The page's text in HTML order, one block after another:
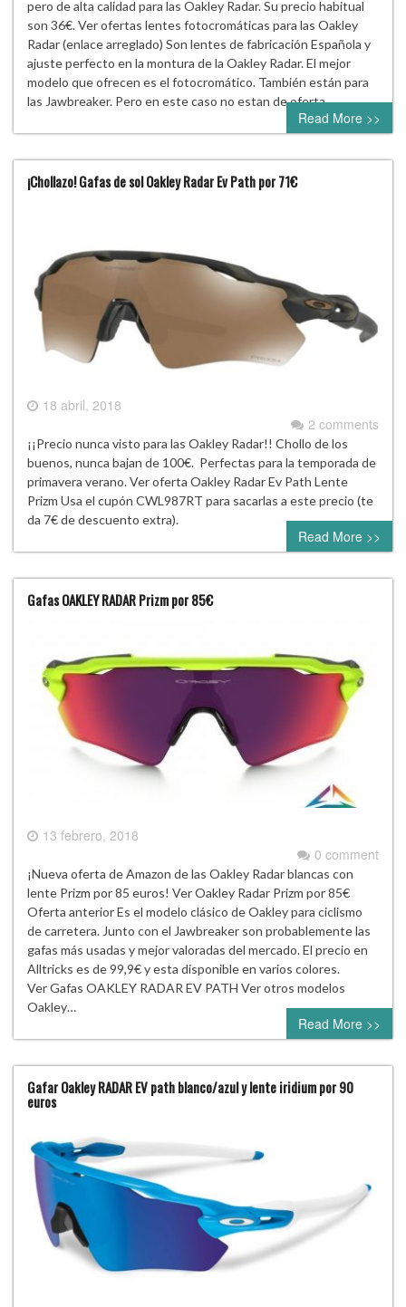
pero de alta calidad para las Oakley Radar. Su precio habitual
son 36€. Ver ofertas lentes fotocromáticas para las Oakley
Radar (enlace arreglado) Son lentes de fabricación Española y
ajuste perfecto en la montura de la Oakley Radar. El mejor
modelo que ofrecen es el fotocromático. También están para
las Jawbreaker. Pero en este caso no estan de oferta.
Read More >>
¡Chollazo! Gafas de sol Oakley Radar Ev Path por 71€
18 abril, 2018
2 comments
¡¡Precio nunca visto para las Oakley Radar!! Chollo de los
buenos, nunca bajan de 100€. Perfectas para la temporada de
primavera verano. Ver oferta Oakley Radar Ev Path Lente
Prizm Usa el cupón CWL987RT para sacarlas a este precio (te
da 7€ de descuento extra).
Read More >>
Gafas OAKLEY RADAR Prizm por 85€
13 febrero, 2018
0 comment
¡Nueva oferta de Amazon de las Oakley Radar blancas con
lente Prizm por 85 euros! Ver Oakley Radar Prizm por 85€
Oferta anterior Es el modelo clásico de Oakley para ciclismo
de carretera. Junto con el Jawbreaker son probablemente las
gafas más usadas y mejor valoradas del mercado. El precio en
Alltricks es de 99,9€ y esta disponible en varios colores.
Ver Gafas OAKLEY RADAR EV PATH Ver otros modelos
Oakley…
Read More >>
Gafar Oakley RADAR EV path blanco/azul y lente iridium por 90
euros